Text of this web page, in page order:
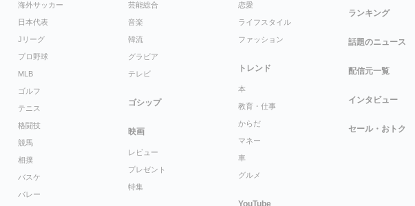
海外サッカー
日本代表
Jリーグ
プロ野球
MLB
ゴルフ
テニス
格闘技
競馬
相撲
バスケ
バレー
芸能総合
音楽
韓流
グラビア
テレビ
ゴシップ
映画
レビュー
プレゼント
特集
恋愛
ライフスタイル
ファッション
トレンド
本
教育・仕事
からだ
マネー
車
グルメ
YouTube
ランキング
話題のニュース
配信元一覧
インタビュー
セール・おトク